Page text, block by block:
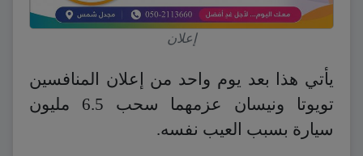
إعلان
يأتي هذا بعد يوم واحد من إعلان المنافسين
تويوتا ونيسان عزمهما سحب 6.5 مليون
سيارة بسبب العيب نفسه.